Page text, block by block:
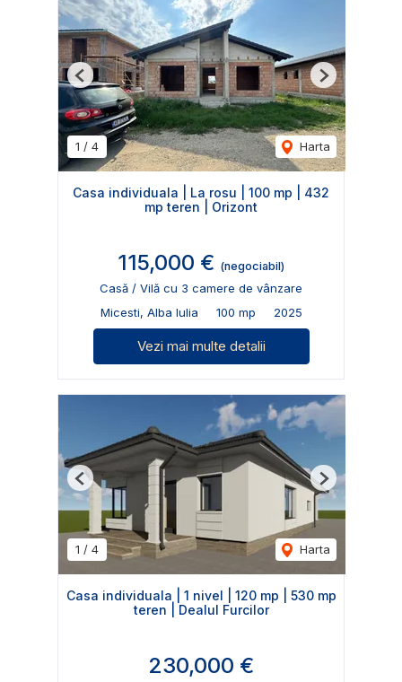
1 / 4 Harta
Previous Next
Casa individuala | La rosu | 100 mp | 432
mp teren | Orizont
115,000 € (negociabil)
Casă / Vilă cu 3 camere de vânzare
Micesti, Alba Iulia
100 mp 2025
Vezi mai multe detalii
1 / 4 Harta
Previous Next
Casa individuala | 1 nivel | 120 mp | 530 mp
teren | Dealul Furcilor
230,000 €